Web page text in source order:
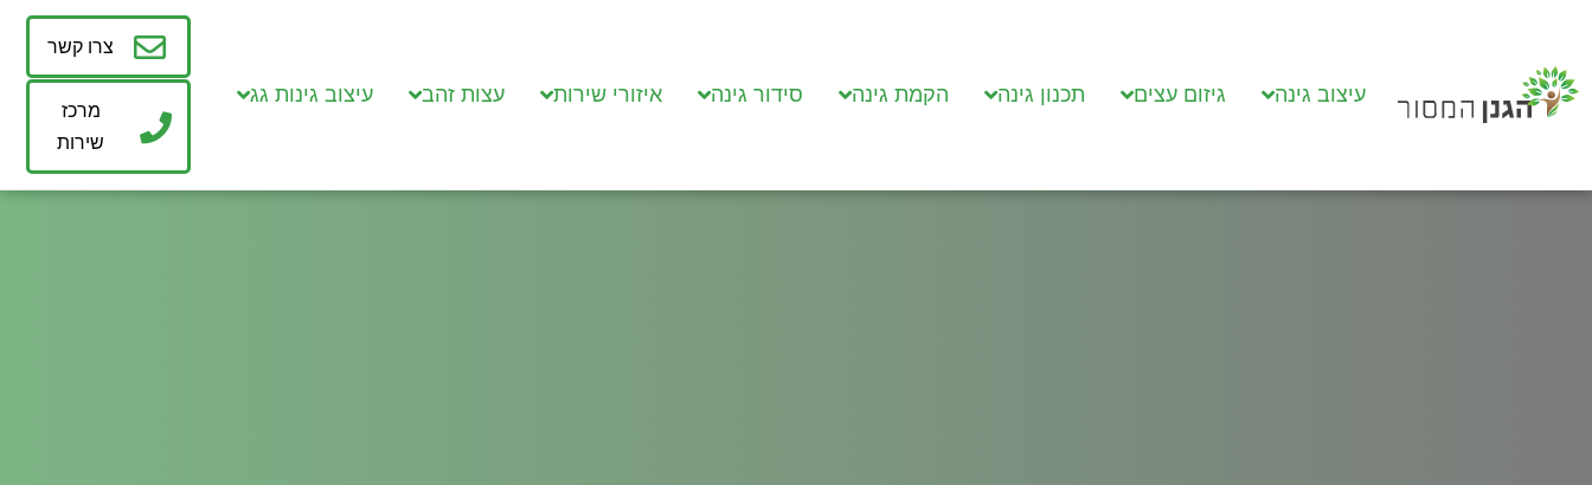
עיצוב גינה גיזום עצים תכנון גינה הקמת גינה סידור גינה איזורי שירות עצות זהב עיצוב גינות גג
צרו קשר
מרכז
שירות